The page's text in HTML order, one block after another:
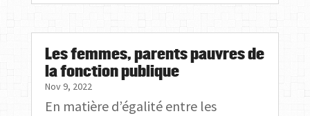
Les femmes, parents pauvres de
la fonction publique
Nov 9, 2022
En matière d’égalité entre les